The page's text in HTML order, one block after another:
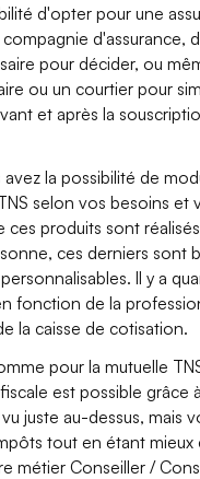
d'opter pour une
d'assurance,
pour décider, ou
ou un courtier pour
et après la
avez la possibilité de
selon vos besoins et
produits sont
ces derniers sont
Il y a
fonction de la
la caisse de cotisation.
pour la mutuelle
est possible grâce
vu juste au-dessus, mais
tout en étant mieux
métier Conseiller /